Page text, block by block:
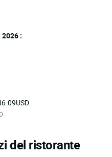
:
del ristorante